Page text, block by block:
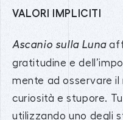
VALORI IMPLICITI
Ascanio sulla Luna
gratitudine e
mente ad osservare
curiosità e stupore.
utilizzando uno degli